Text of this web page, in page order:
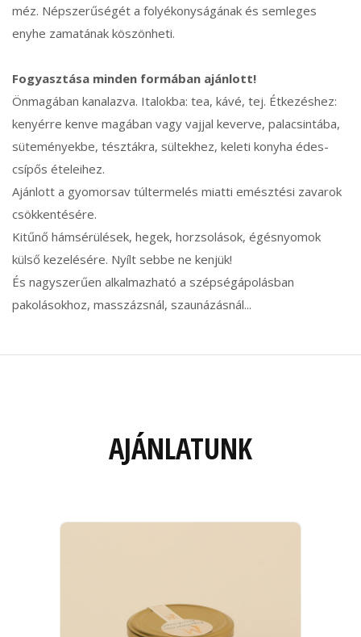
méz. Népszerűségét a folyékonyságának és semleges
enyhe zamatának köszönheti.
Fogyasztása minden formában ajánlott!
Önmagában kanalazva. Italokba: tea, kávé, tej. Étkezéshez:
kenyérre kenve magában vagy vajjal keverve, palacsintába,
süteményekbe, tésztákra, sültekhez, keleti konyha édes-
csípős ételeihez.
Ajánlott a gyomorsav túltermelés miatti emésztési zavarok
csökkentésére.
Kitűnő hámsérülések, hegek, horzsolások, égésnyomok
külső kezelésére. Nyílt sebbe ne kenjük!
És nagyszerűen alkalmazható a szépségápolásban
pakolásokhoz, masszázsnál, szaunázásnál...
AJÁNLATUNK